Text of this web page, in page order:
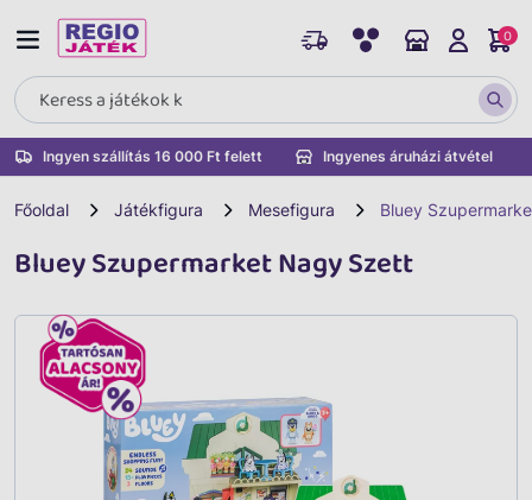
Ingyen szállítás 16 000 Ft felett Ingyenes áruházi átvétel
0
Főoldal Játékfigura Mesefigura Bluey
Bluey Szupermarket Nagy Szett